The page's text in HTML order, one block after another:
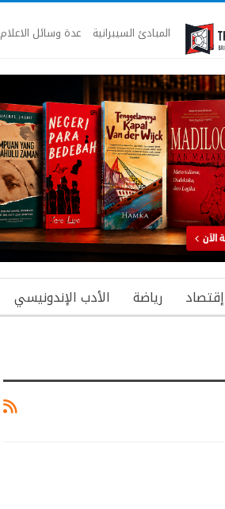
المبادئ السيبرانية عدة وسائل الاعلام
إقتصاد رياضة الأدب الإندونيسي